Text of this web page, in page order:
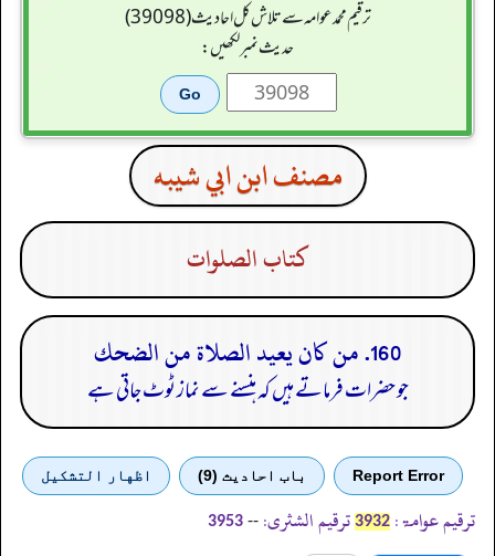
ترقیم محمدعوامہ سے تلاش کل احادیث (39098)
حدیث نمبر لکھیں:
مصنف ابن ابي شيبه
كتاب الصلوات
160. من كان يعيد الصلاة من الضحك
جو حضرات فرماتے ہیں کہ ہنسنے سے نماز ٹوٹ جاتی ہے
Report Error باب احادیث (9) اظهار التشكيل
ترقیم عوامۃ: 3932 ترقیم الشثری: --
3953